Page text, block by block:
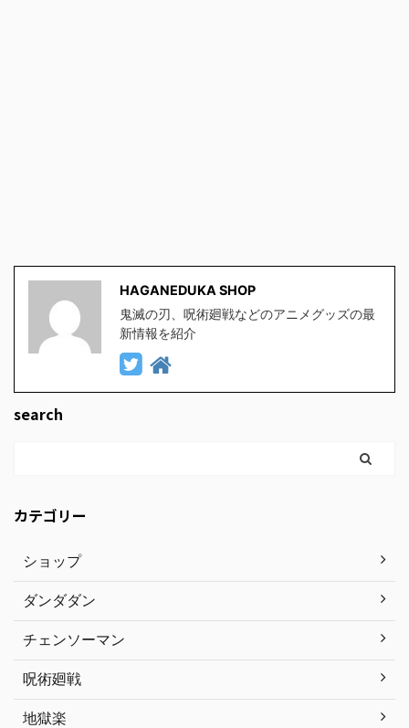
HAGANEDUKA SHOP
鬼滅の刃、呪術廻戦などのアニメグッズの最
新情報を紹介
search
カテゴリー
ショップ
ダンダダン
チェンソーマン
呪術廻戦
地獄楽